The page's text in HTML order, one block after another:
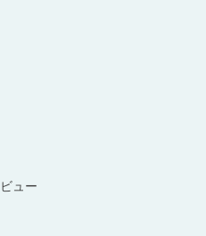
ュー